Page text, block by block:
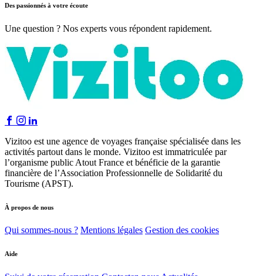
Des passionnés à votre écoute
Une question ? Nos experts vous répondent rapidement.
Vizitoo est une agence de voyages française spécialisée dans les
activités partout dans le monde. Vizitoo est immatriculée par
l’organisme public Atout France et bénéficie de la garantie
financière de l’Association Professionnelle de Solidarité du
Tourisme (APST).
À propos de nous
Qui sommes-nous ? Mentions légales Gestion des cookies
Aide